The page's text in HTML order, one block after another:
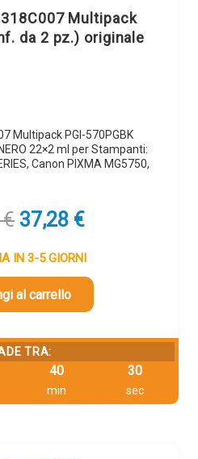
Multipack
da 2 pz.) originale
Multipack PGI-570PGBK
22×2 ml per Stampanti:
Canon PIXMA MG5750,
€ Il
originale
era:
39,24 €.
37,28 €Il
attuale
è:
IN 3-5 GIORNI
al carrello
TRA:
40
min
29
sec